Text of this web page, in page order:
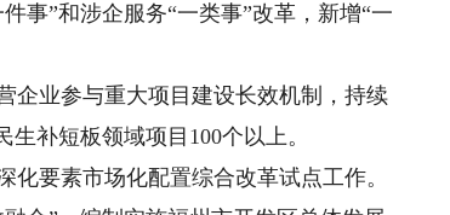
”和涉企服务“一类事”改革，新增“一
业参与重大项目建设长效机制，持续
补短板领域项目100个以上。
要素市场化配置综合改革试点工作。